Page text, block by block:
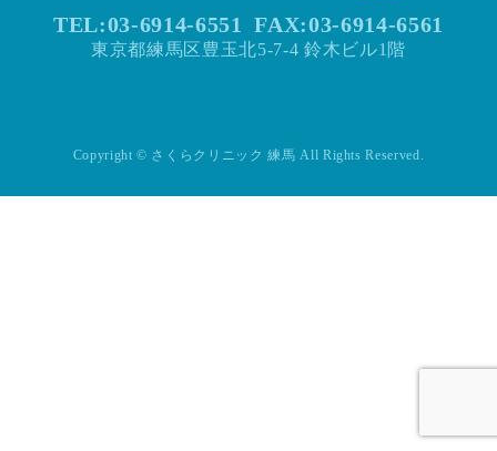
TEL:03-6914-6551 FAX:03-6914-6561
東京都練馬区豊玉北5-7-4 鈴木ビル1階
Copyright © さくらクリニック 練馬 All Rights Reserved.